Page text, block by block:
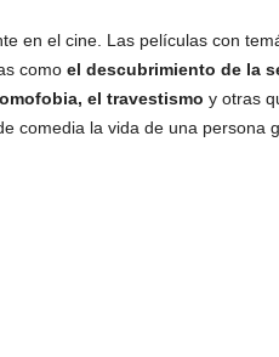
en el cine. Las películas con
como el descubrimiento de la
el travestismo y otras
comedia la vida de una persona